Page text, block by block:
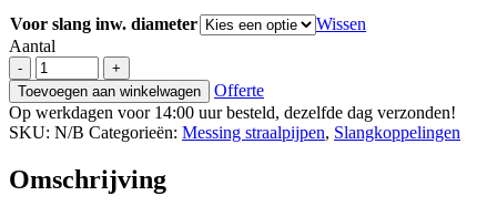
Voor slang inw. diameter
Wissen
Aantal
-
Messing
straalpijp
met
snelkoppeling
aantal
+
Toevoegen aan winkelwagen
Offerte
Op werkdagen voor 14:00 uur besteld, dezelfde dag verzonden!
SKU: N/B Categorieën: Messing straalpijpen, Slangkoppelingen
Omschrijving